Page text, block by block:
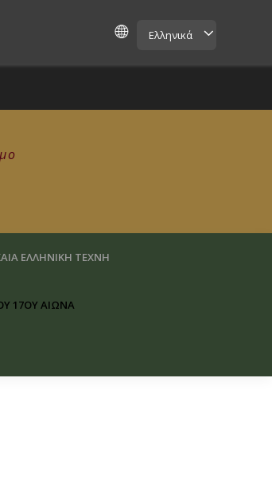
Ελληνικά
ΕΛΛΗΝΙΚΉ ΤΈΧΝΗ
17ΟΥ ΑΙΏΝΑ